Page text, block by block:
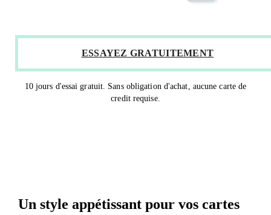
ESSAYEZ GRATUITEMENT
10 jours d'essai gratuit. Sans obligation d'achat, aucune carte de
credit requise.
Un style appétissant pour vos cartes